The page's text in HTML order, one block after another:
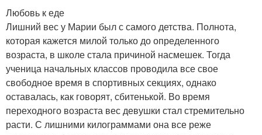
Любовь к еде
Лишний вес у Марии был с самого детства. Полнота,
которая кажется милой только до определенного
возраста, в школе стала причиной насмешек. Тогда
ученица начальных классов проводила все свое
свободное время в спортивных секциях, однако
оставалась, как говорят, сбитенькой. Во время
переходного возраста вес девушки стал стремительно
расти. С лишними килограммами она все реже